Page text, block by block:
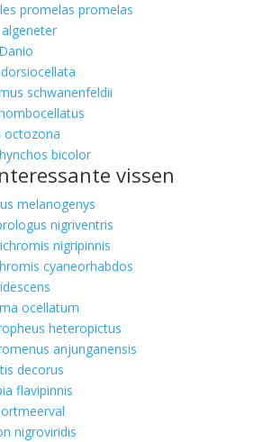
promelas promelas
schwanenfeldii
bicolor
vissen
melanogenys
nigriventris
nigripinnis
cyaneorhabdos
ocellatum
heteropictus
anjunganensis
decorus
flavipinnis
nigroviridis